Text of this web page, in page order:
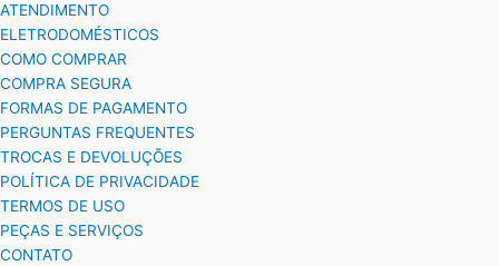
ATENDIMENTO
ELETRODOMÉSTICOS
COMO COMPRAR
COMPRA SEGURA
FORMAS DE PAGAMENTO
PERGUNTAS FREQUENTES
TROCAS E DEVOLUÇÕES
POLÍTICA DE PRIVACIDADE
TERMOS DE USO
PEÇAS E SERVIÇOS
CONTATO